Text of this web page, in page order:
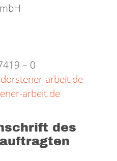
– 0
arbeit.de
arbeit.de
des